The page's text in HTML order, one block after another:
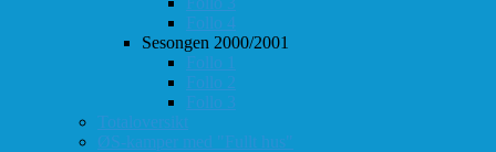
Follo 4
Sesongen 2000/2001
Follo 1
Follo 2
Follo 3
Totaloversikt
ØS-kamper med "Fullt hus"